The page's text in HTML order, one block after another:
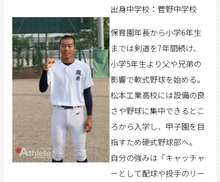
出身中学校：菅野中学校
保育園年長から小学6年生
までは剣道を7年間続け、
小学5年生より父や兄弟の
影響で軟式野球を始める。
松本工業高校には設備の良
さや野球に集中できるとこ
ろから入学し、甲子園を目
指すため硬式野球部へ。
自分の強みは「キャッチャ
ーとして配球や投手のリー